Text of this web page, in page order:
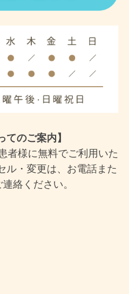
てのご案内】
者様に無料でご利用いた
ル・変更は、お電話また
絡ください。